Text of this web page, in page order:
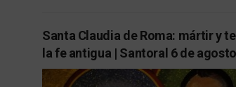
Santa Claudia de Roma: mártir y
la fe antigua | Santoral 6 de agosto